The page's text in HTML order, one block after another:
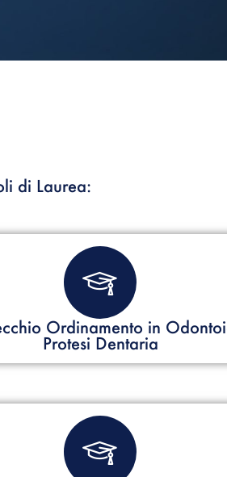
di Laurea:
Ordinamento in
Protesi Dentaria